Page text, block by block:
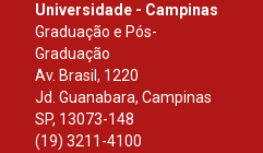
Universidade - Campinas
Graduação e Pós-
Graduação
Av. Brasil, 1220
Jd. Guanabara, Campinas
SP, 13073-148
(19) 3211-4100